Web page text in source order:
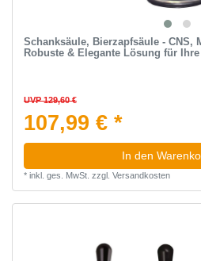
Schanksäule, Bierzapfsäule - CNS,
Robuste & Elegante Lösung für
UVP 129,60 €
107,99 € *
In den
* inkl. ges. MwSt. zzgl. Versandkosten